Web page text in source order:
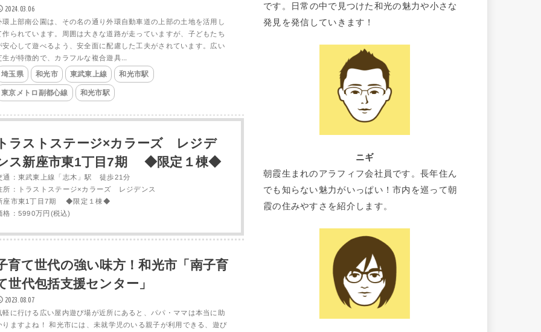
2024.03.06
環上部南公園は、その名の通り外環自動車道の上部の土地を活用し
作られています。周囲は大きな道路が走っていますが、子どもたち
安心して遊べるよう、安全面に配慮した工夫がされています。広い
生が特徴的で、カラフルな複合遊具...
埼玉県 和光市 東武東上線 和光市駅
東京メトロ副都心線 和光市駅
ラストステージ×カラーズ レジデ
ス新座市東1丁目7期 ◆限定１棟◆
通：東武東上線「志木」駅 徒歩21分
所：トラストステージ×カラーズ レジデンス
座市東1丁目7期 ◆限定１棟◆
格：5990万円(税込)
育て世代の強い味方！和光市「南子育
世代包括支援センター」
2023.08.07
軽に行ける広い屋内遊び場が近所にあると、パパ・ママは本当に助
りますよね！ 和光市には、未就学児のいる親子が利用できる、遊び
です。日常の中で見つけた和光の魅力や小さな
発見を発信していきます！
ニギ
朝霞生まれのアラフィフ会社員です。長年住ん
でも知らない魅力がいっぱい！市内を巡って朝
霞の住みやすさを紹介します。